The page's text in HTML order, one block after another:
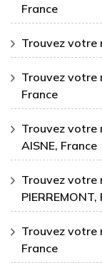
France
Trouvez votre
Trouvez votre
France
Trouvez votre
AISNE, France
Trouvez votre
PIERREMONT,
Trouvez votre
France